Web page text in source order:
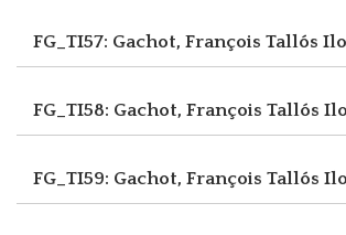
FG_TI57: Gachot, François Tallós
FG_TI58: Gachot, François Tallós
FG_TI59: Gachot, François Tallós